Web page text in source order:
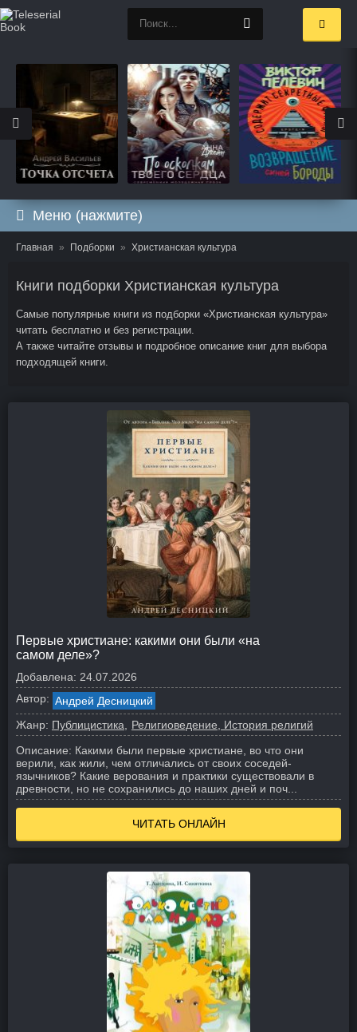
Меню (нажмите)
Главная Подборки Христианская культура
Книги подборки Христианская культура
Самые популярные книги из подборки «Христианская культура»
читать бесплатно и без регистрации.
А также читайте отзывы и подробное описание книг для выбора
подходящей книги.
Первые христиане: какими они были «на
самом деле»?
Добавлена: 24.07.2026
Автор: Андрей Десницкий
Жанр: Публицистика
Религиоведение, История религий
Описание: Какими были первые христиане, во что они
верили, как жили, чем отличались от своих соседей-
язычников? Какие верования и практики существовали в
древности, но не сохранились до наших дней и поч...
ЧИТАТЬ ОНЛАЙН